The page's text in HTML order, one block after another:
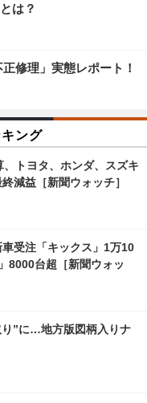
は？
修理」実態レポート！
ング
トヨタ、ホンダ、スズキ
減益［新聞ウォッチ］
受注「キックス」1万10
8000台超［新聞ウォッ
”に…地方版図柄入りナ